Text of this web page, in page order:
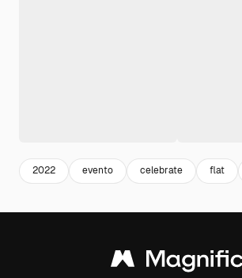
2022 evento celebrate flat